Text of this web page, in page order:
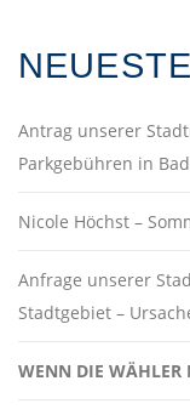
Antrag unserer
Parkgebühren in
Nicole Höchst –
Anfrage unserer
Stadtgebiet –
WENN DIE WÄHLER